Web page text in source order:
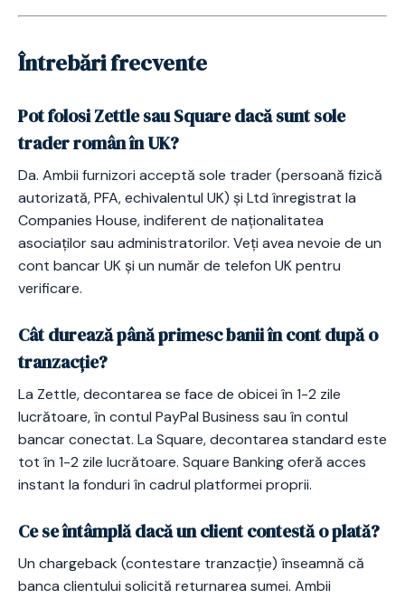
Întrebări frecvente
Pot folosi Zettle sau Square dacă sunt sole
trader român în UK?
Da. Ambii furnizori acceptă sole trader (persoană fizică
autorizată, PFA, echivalentul UK) și Ltd înregistrat la
Companies House, indiferent de naționalitatea
asociaților sau administratorilor. Veți avea nevoie de un
cont bancar UK și un număr de telefon UK pentru
verificare.
Cât durează până primesc banii în cont după o
tranzacție?
La Zettle, decontarea se face de obicei în 1-2 zile
lucrătoare, în contul PayPal Business sau în contul
bancar conectat. La Square, decontarea standard este
tot în 1-2 zile lucrătoare. Square Banking oferă acces
instant la fonduri în cadrul platformei proprii.
Ce se întâmplă dacă un client contestă o plată?
Un chargeback (contestare tranzacție) înseamnă că
banca clientului solicită returnarea sumei. Ambii